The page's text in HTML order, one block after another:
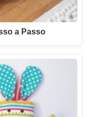
a Passo